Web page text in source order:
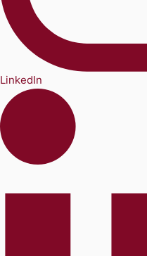
LinkedIn